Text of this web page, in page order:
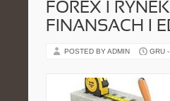
FOREX I
FINANSACH I
POSTED BY ADMIN GRU